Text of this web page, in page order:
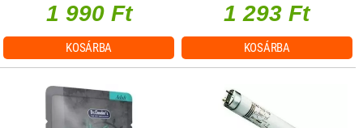
1 990 Ft
KOSÁRBA
1 293 Ft
KOSÁRBA